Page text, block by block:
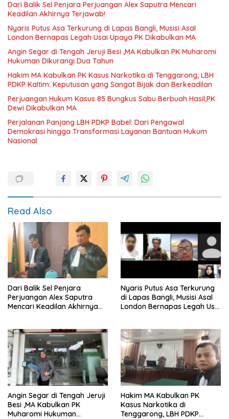
Dari Balik Sel Penjara Perjuangan Alex Saputra Mencari
Keadilan Akhirnya Terjawab!
Nyaris Putus Asa Terkurung di Lapas Bangli, Musisi Asal
London Bernapas Legah Usai Upaya PK Dikabulkan MA
Angin Segar di Tengah Jeruji Besi ,MA Kabulkan PK Muharomi
Hukuman Dikurangi Dua Tahun
Hakim MA Kabulkan PK Kasus Narkotika di Tenggarong, LBH
PDKP Kaltim: Keputusan yang Sangat Bijak dan Berkeadilan
Perjuangan Hukum Kasus 85 Bungkus Sabu Berbuah Hasil,PK
Dewi Dikabulkan MA
Perjalanan Panjang LBH PDKP Babel: Dari Pengawal
Demokrasi hingga Transformasi Layanan Bantuan Hukum
Nasional
Read Also
Dari Balik Sel Penjara
Perjuangan Alex Saputra
Mencari Keadilan Akhirnya
Nyaris Putus Asa Terkurung
di Lapas Bangli, Musisi Asal
London Bernapas Legah Usai
Angin Segar di Tengah Jeruji
Besi ,MA Kabulkan PK
Muharomi Hukuman
Hakim MA Kabulkan PK
Kasus Narkotika di
Tenggarong, LBH PDKP